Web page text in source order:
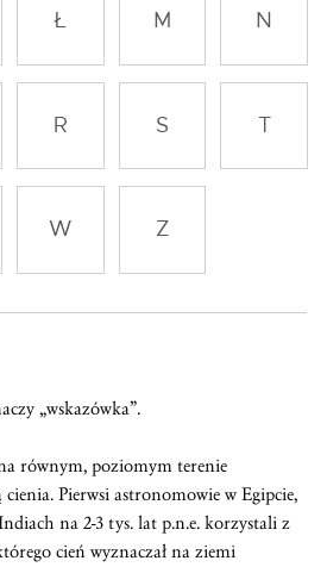
Ł M N
R S
W Z
„wskazówka”.
równym, poziomym terenie
cienia. Pierwsi astronomowie w Egipcie,
na 2-3 tys. lat p.n.e. korzystali z
cień wyznaczał na ziemi